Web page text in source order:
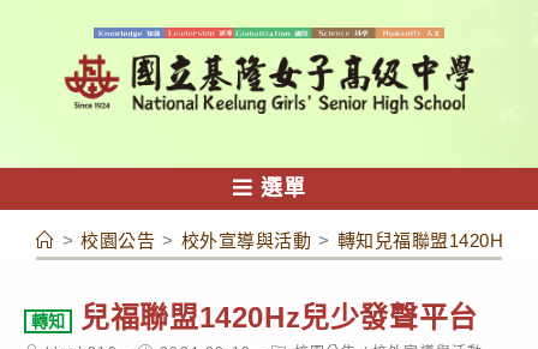
容
選單
> 校園公告 > 校外宣導與活動 > 轉知兒福聯盟1420Hz兒
轉知 兒福聯盟1420Hz兒少發聲平台